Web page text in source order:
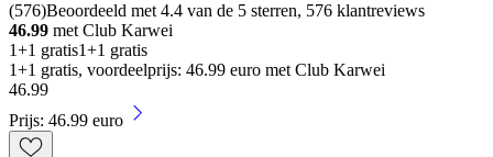
(576)Beoordeeld met 4.4 van de 5 sterren, 576 klantreviews
46.99 met Club Karwei
1+1 gratis1+1 gratis
1+1 gratis, voordeelprijs: 46.99 euro met Club Karwei
46.99
Prijs: 46.99 euro